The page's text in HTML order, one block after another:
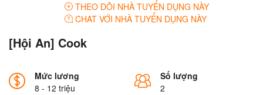
THEO DÕI NHÀ TUYỂN DỤNG NÀY
CHAT VỚI NHÀ TUYỂN DỤNG NÀY
[Hội An] Cook
Mức lương
8 - 12 triệu
Số lượng
2